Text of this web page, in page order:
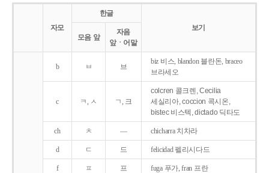
자모
한글
보기
모음 앞
자음
앞ㆍ어말
b ㅂ 브
biz 비스, blandon 블란돈, braceo
브라세오
c ㅋ, ㅅ ㄱ, 크
colcren 콜크렌, Cecilia
세실리아, coccion 콕시온,
bistec 비스텍, dictado 딕타도
ch ㅊ ― chicharra 치차라
d ㄷ 드 felicidad 펠리시다드
f ㅍ 프 fuga 푸가, fran 프란